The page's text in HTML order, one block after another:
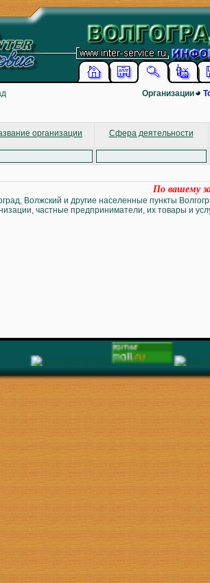
Организации
организации Сфера деятельности
По вашему
Волжский и другие населенные пункты
частные предприниматели, их товары и